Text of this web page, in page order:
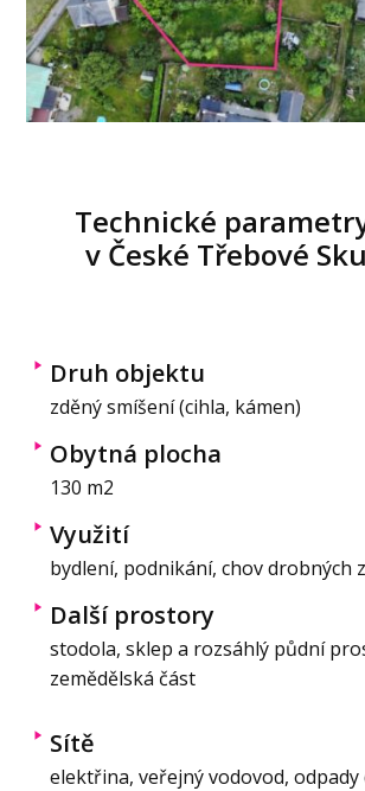
Technické
v České Třebové
Druh objektu
zděný smíšení (cihla, kámen)
Obytná plocha
130 m2
Využití
bydlení, podnikání, chov drobných
Další prostory
stodola, sklep a rozsáhlý půdní
zemědělská část
Sítě
elektřina, veřejný vodovod, odpady